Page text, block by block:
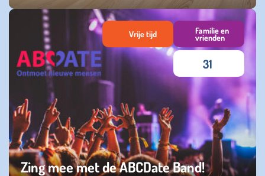
vrijdag 10 juli 2026
Zing mee met de ABCDate Band!
Vrije tijd Familie en
vrienden
31